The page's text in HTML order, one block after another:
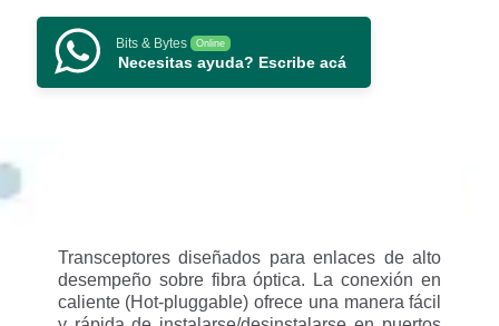
Conectores
LC/UPC
Dúplex
/
Bits & Bytes Online
Necesitas ayuda? Escribe acá
Transceptores diseñados para enlaces de alto
desempeño sobre fibra óptica. La conexión en
caliente (Hot-pluggable) ofrece una manera fácil